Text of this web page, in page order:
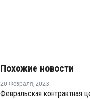
Похожие новости
20 Февраля, 2023